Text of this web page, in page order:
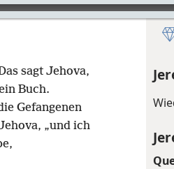
sagt Jehova,
Buch.
Gefangenen
„und ich